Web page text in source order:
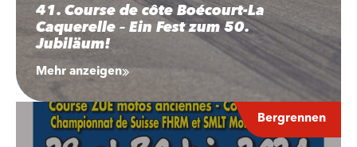
41. Course de côte Boécourt-La
Caquerelle – Ein Fest zum 50.
Jubiläum!
Mehr anzeigen
Bergrennen